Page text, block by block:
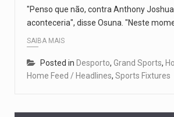
"Penso que não, contra Anthony
aconteceria", disse Osuna. "Neste
SAIBA MAIS
Posted in Desporto, Grand Sports,
Home Feed / Headlines, Sports Fixtures